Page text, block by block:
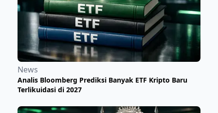
News
Analis Bloomberg Prediksi Banyak ETF Kripto Baru
Terlikuidasi di 2027